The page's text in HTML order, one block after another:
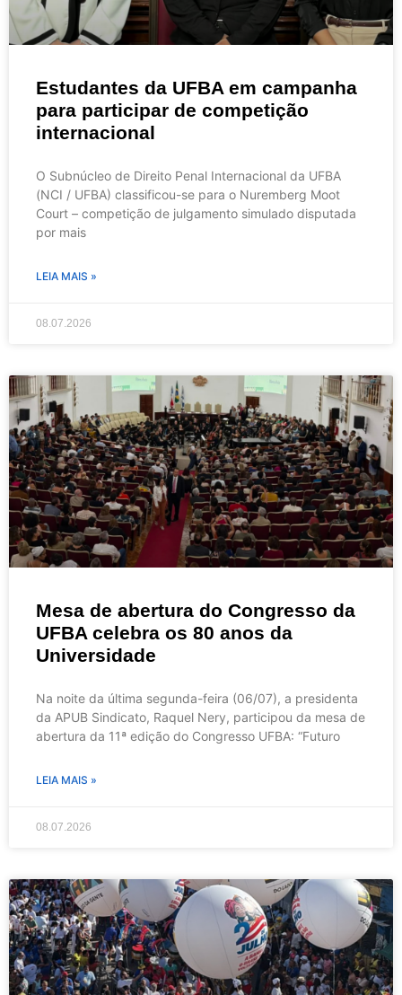
Estudantes da UFBA em campanha
para participar de competição
internacional
O Subnúcleo de Direito Penal Internacional da UFBA
(NCI / UFBA) classificou-se para o Nuremberg Moot
Court – competição de julgamento simulado disputada
por mais
LEIA MAIS »
08.07.2026
Mesa de abertura do Congresso da
UFBA celebra os 80 anos da
Universidade
Na noite da última segunda-feira (06/07), a presidenta
da APUB Sindicato, Raquel Nery, participou da mesa de
abertura da 11ª edição do Congresso UFBA: “Futuro
LEIA MAIS »
08.07.2026